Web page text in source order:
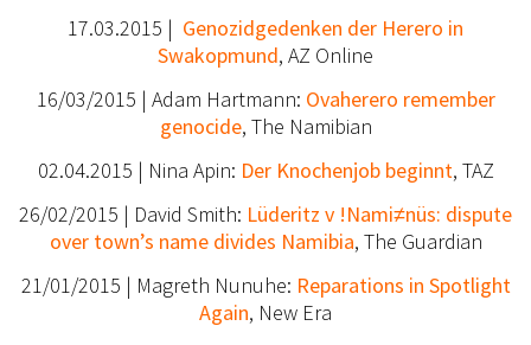
17.03.2015 | Genozidgedenken der Herero in
Swakopmund, AZ Online
16/03/2015 | Adam Hartmann: Ovaherero remember
genocide, The Namibian
02.04.2015 | Nina Apin: Der Knochenjob beginnt, TAZ
26/02/2015 | David Smith: Lüderitz v !Nami≠nüs: dispute
over town’s name divides Namibia, The Guardian
21/01/2015 | Magreth Nunuhe: Reparations in Spotlight
Again, New Era